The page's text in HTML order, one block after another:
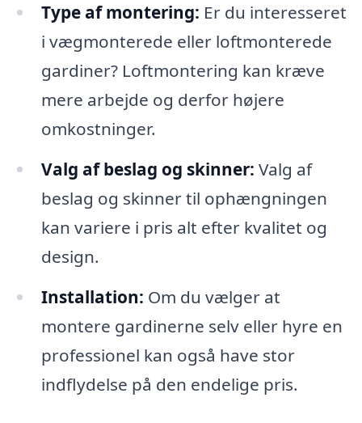
Type af montering: Er du interesseret
i vægmonterede eller loftmonterede
gardiner? Loftmontering kan kræve
mere arbejde og derfor højere
omkostninger.
Valg af beslag og skinner: Valg af
beslag og skinner til ophængningen
kan variere i pris alt efter kvalitet og
design.
Installation: Om du vælger at
montere gardinerne selv eller hyre en
professionel kan også have stor
indflydelse på den endelige pris.